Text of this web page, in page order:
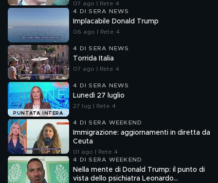
07 ago | Rete 4
4 DI SERA NEWS
Implacabile Donald Trump
06 ago | Rete 4
4 DI SERA NEWS
Torrida Italia
07 ago | Rete 4
PUNTATA INTERA
4 DI SERA NEWS
Lunedì 27 luglio
27 lug | Rete 4
4 DI SERA WEEKEND
Immigrazione: aggiornamenti in diretta da
Ceuta
01 ago | Rete 4
4 DI SERA WEEKEND
Nella mente di Donald Trump: il punto di
vista dello psichiatra Leonardo